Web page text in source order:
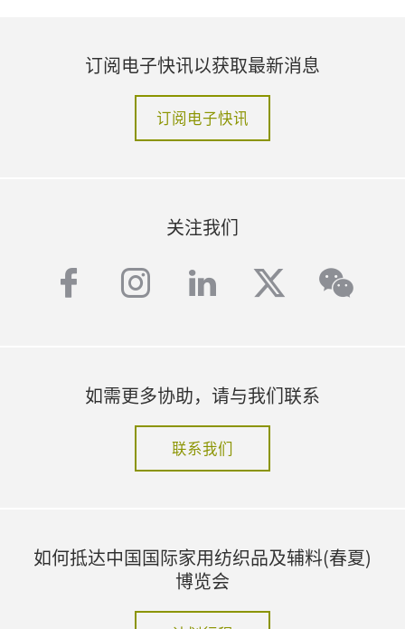
订阅电子快讯以获取最新消息
订阅电子快讯
关注我们
facebook
instagram
linkedintwitter
如需更多协助，请与我们联系
联系我们
如何抵达中国国际家用纺织品及辅料(春夏)
博览会